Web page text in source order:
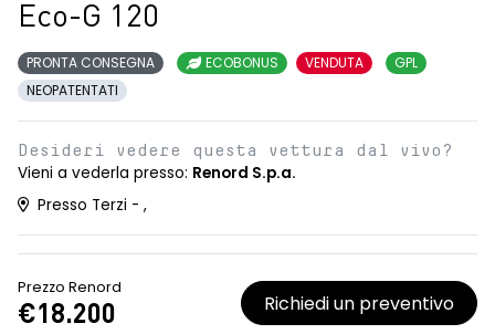
Eco-G 120
PRONTA CONSEGNA ECOBONUS VENDUTA
GPL
NEOPATENTATI
Desideri vedere questa vettura dal vivo?
Vieni a vederla presso: Renord S.p.a.
Presso Terzi - ,
Prezzo Renord
€18.200 Richiedi un preventivo